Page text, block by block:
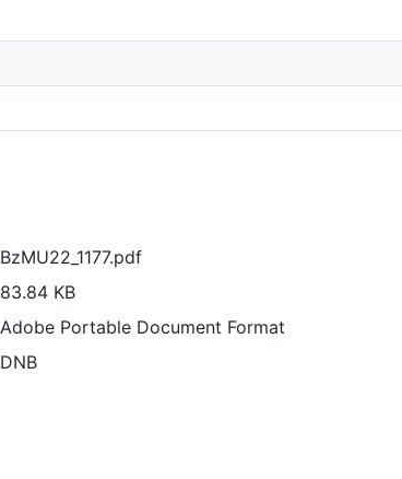
BzMU22_1177.pdf
83.84 KB
Adobe Portable Document Format
DNB